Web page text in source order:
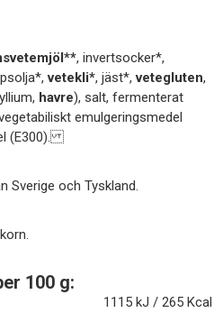
, invertsocker*,
vetekli*, jäst*,vetegluten,
havre), salt, fermenterat
emulgeringsmedel
(E300).
Sverige och Tyskland.
100 g:
1115 kJ / 265 Kcal